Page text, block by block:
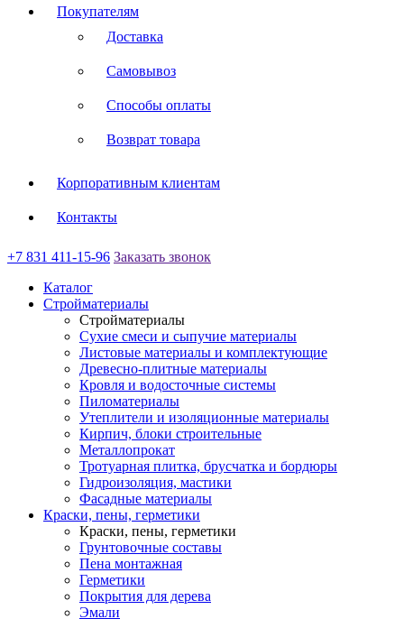
Покупателям
Доставка
Самовывоз
Способы оплаты
Возврат товара
Корпоративным клиентам
Контакты
+7 831 411-15-96 Заказать звонок
Каталог
Стройматериалы
Стройматериалы
Сухие смеси и сыпучие материалы
Листовые материалы и комплектующие
Древесно-плитные материалы
Кровля и водосточные системы
Пиломатериалы
Утеплители и изоляционные материалы
Кирпич, блоки строительные
Металлопрокат
Тротуарная плитка, брусчатка и бордюры
Гидроизоляция, мастики
Фасадные материалы
Краски, пены, герметики
Краски, пены, герметики
Грунтовочные составы
Пена монтажная
Герметики
Покрытия для дерева
Эмали